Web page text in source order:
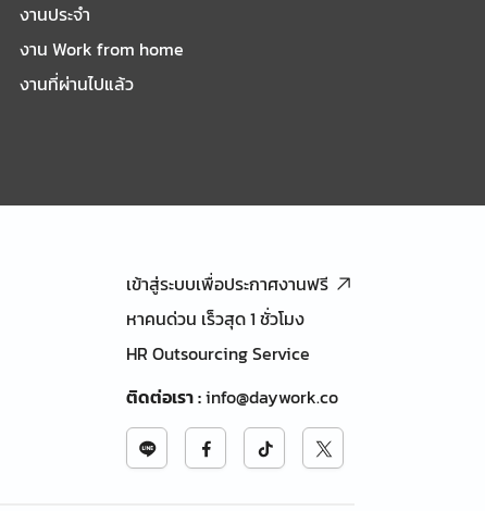
งานประจำ
งาน Work from home
งานที่ผ่านไปแล้ว
เข้าสู่ระบบเพื่อประกาศงานฟรี
หาคนด่วน เร็วสุด 1 ชั่วโมง
HR Outsourcing Service
ติดต่อเรา:info@daywork.co